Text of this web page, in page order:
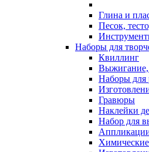
Глина и
Песок,
Наборы для
Квиллинг
Выжигание,
Наборы для
Гравюры
Наклейки
Набор для